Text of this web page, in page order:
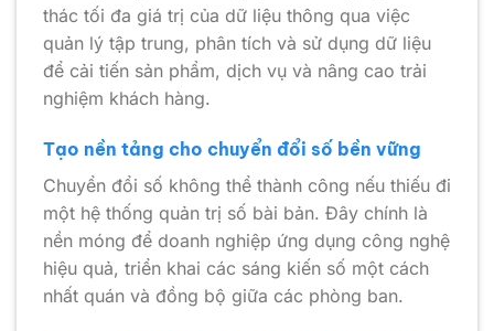
thác tối đa giá trị của dữ liệu thông qua việc
quản lý tập trung, phân tích và sử dụng dữ liệu
để cải tiến sản phẩm, dịch vụ và nâng cao trải
nghiệm khách hàng.
Tạo nền tảng cho chuyển đổi số bền vững
Chuyển đổi số không thể thành công nếu thiếu đi
một hệ thống quản trị số bài bản. Đây chính là
nền móng để doanh nghiệp ứng dụng công nghệ
hiệu quả, triển khai các sáng kiến số một cách
nhất quán và đồng bộ giữa các phòng ban.